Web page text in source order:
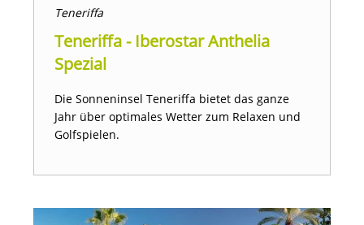
Teneriffa
Teneriffa - Iberostar Anthelia
Spezial
Die Sonneninsel Teneriffa bietet das ganze
Jahr über optimales Wetter zum Relaxen und
Golfspielen.